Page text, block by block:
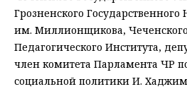
Грозненского Государственного
им. Миллионщикова, Чеченского
Педагогического Института,
член комитета Парламента ЧР
социальной политики И.